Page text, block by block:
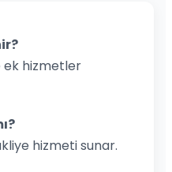
ek hizmetler
hizmeti sunar.